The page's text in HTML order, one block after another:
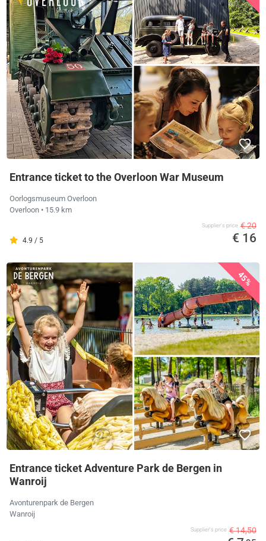
Entrance ticket to the Overloon War Museum
Oorlogsmuseum Overloon
Overloon • 15.9 km
4.9 / 5
Supplier's price € 20
€ 16
45%
Entrance ticket Adventure Park de Bergen in
Wanroij
Avonturenpark de Bergen
Wanroij
Supplier's price € 14,50